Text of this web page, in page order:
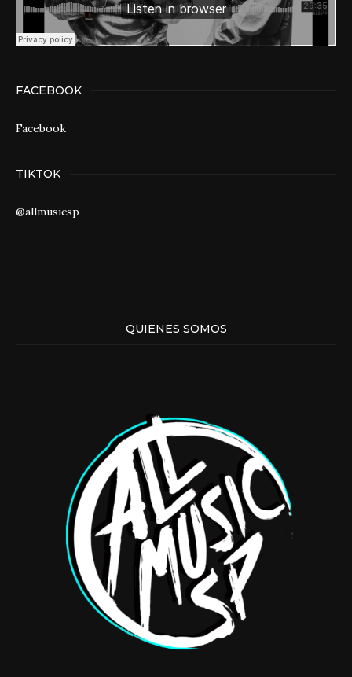
FACEBOOK
Facebook
TIKTOK
@allmusicsp
QUIENES SOMOS